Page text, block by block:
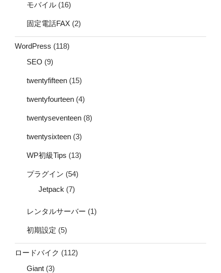
モバイル (16)
固定電話FAX (2)
WordPress (118)
SEO (9)
twentyfifteen (15)
twentyfourteen (4)
twentyseventeen (8)
twentysixteen (3)
WP初級Tips (13)
プラグイン (54)
Jetpack (7)
レンタルサーバー (1)
初期設定 (5)
ロードバイク (112)
Giant (3)